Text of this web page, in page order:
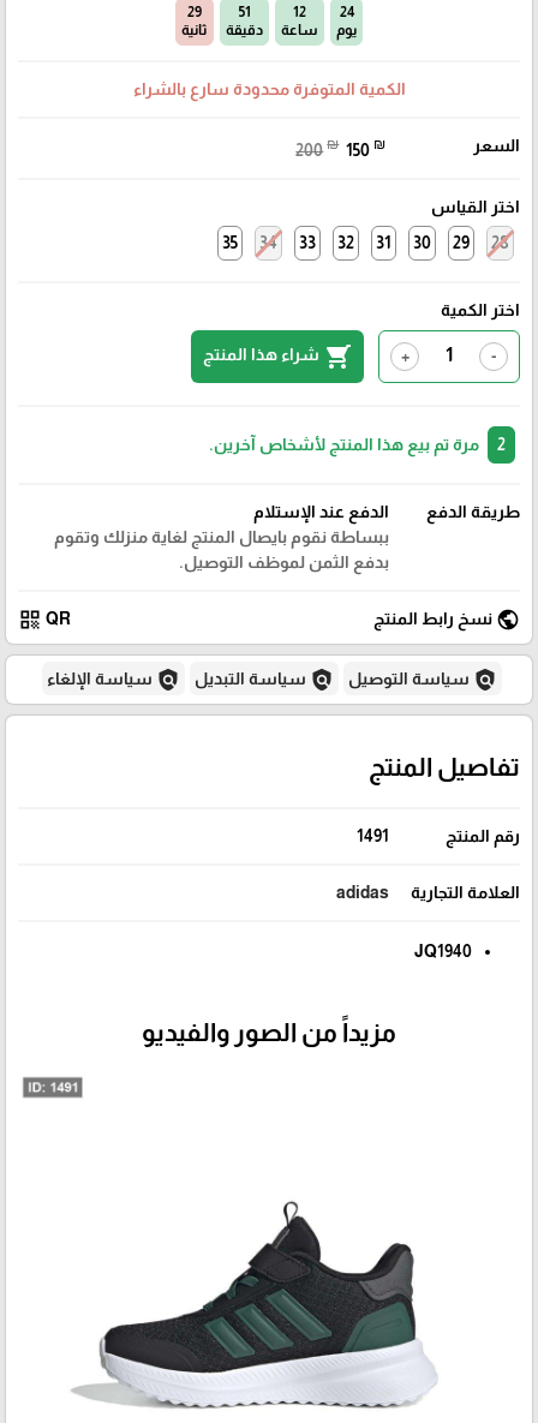
24
يوم
12
ساعة
51
دقيقة
28
ثانية
الكمية المتوفرة محدودة سارع بالشراء
السعر 200 ₪ 150 ₪
اختر القياس
28
29
30
31
32
33
34
35
اختر الكمية
-
+
shopping_cart شراء هذا المنتج
مرة تم بيع هذا المنتج لأشخاص آخرين.
طريقة الدفع
الدفع عند الإستلام
ببساطة نقوم بايصال المنتج لغاية منزلك وتقوم
بدفع الثمن لموظف التوصيل.
public نسخ رابط المنتج QR
qr_code
policy سياسة التوصيل policy سياسة التبديل policy سياسة الإلغاء
تفاصيل المنتج
رقم المنتج 1491
العلامة التجارية adidas
JQ1940
مزيداً من الصور والفيديو